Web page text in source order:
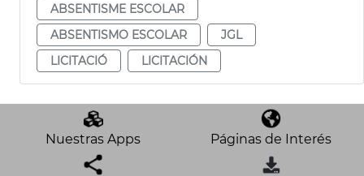
ABSENTISME ESCOLAR
ABSENTISMO ESCOLAR
JGL
LICITACIÓ
LICITACIÓN
Nuestras Apps Páginas de Interés